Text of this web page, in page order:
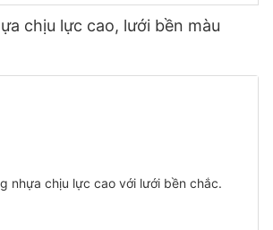
chịu lực cao, lưới bền màu